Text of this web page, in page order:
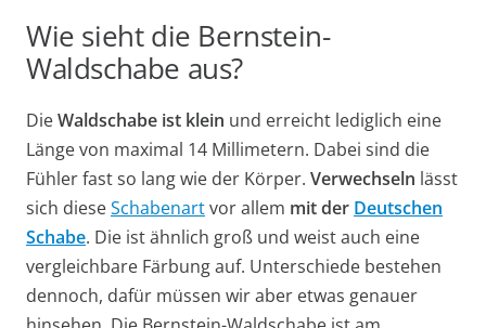
Wie sieht die Bernstein-
Waldschabe aus?
DieWaldschabe ist klein und erreicht lediglich eine
Länge von maximal 14 Millimetern. Dabei sind die
Fühler fast so lang wie der Körper. Verwechseln lässt
sich dieseSchabenartvor allem mit der Deutschen
Schabe. Die ist ähnlich groß und weist auch eine
vergleichbare Färbung auf. Unterschiede bestehen
dennoch, dafür müssen wir aber etwas genauer